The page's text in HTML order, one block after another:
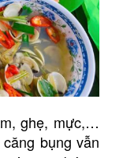
ghẹ, mực,…
bụng vẫn